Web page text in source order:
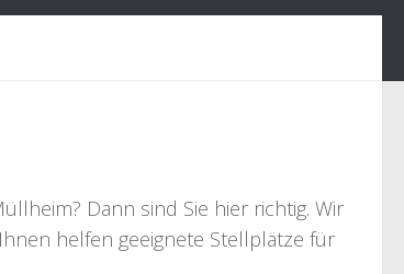
Dann sind Sie hier richtig. Wir
helfen geeignete Stellplätze für